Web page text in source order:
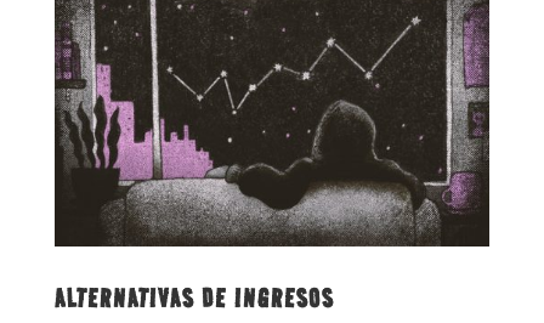
ALTERNATIVAS DE INGRESOS